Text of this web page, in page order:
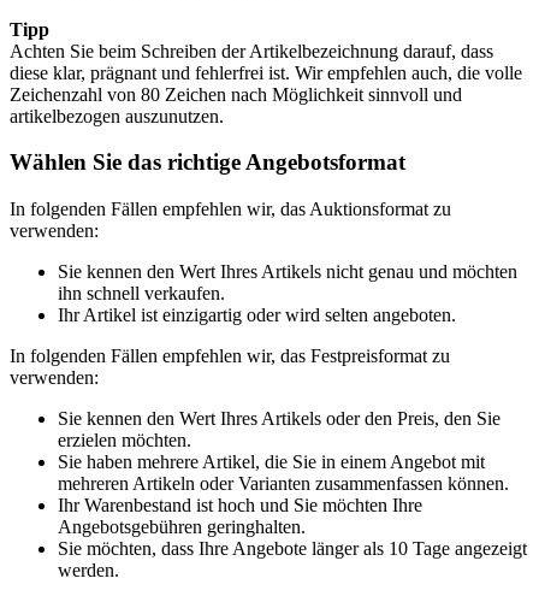
Tipp
Achten Sie beim Schreiben der Artikelbezeichnung darauf, dass
diese klar, prägnant und fehlerfrei ist. Wir empfehlen auch, die volle
Zeichenzahl von 80 Zeichen nach Möglichkeit sinnvoll und
artikelbezogen auszunutzen.
Wählen Sie das richtige Angebotsformat
In folgenden Fällen empfehlen wir, das Auktionsformat zu
verwenden:
Sie kennen den Wert Ihres Artikels nicht genau und möchten
ihn schnell verkaufen.
Ihr Artikel ist einzigartig oder wird selten angeboten.
In folgenden Fällen empfehlen wir, das Festpreisformat zu
verwenden:
Sie kennen den Wert Ihres Artikels oder den Preis, den Sie
erzielen möchten.
Sie haben mehrere Artikel, die Sie in einem Angebot mit
mehreren Artikeln oder Varianten zusammenfassen können.
Ihr Warenbestand ist hoch und Sie möchten Ihre
Angebotsgebühren geringhalten.
Sie möchten, dass Ihre Angebote länger als 10 Tage angezeigt
werden.